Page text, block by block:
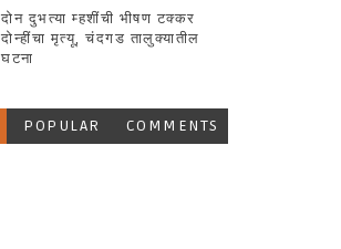
दोन दुभत्या म्हशींची भीषण टक्कर
दोन्हींचा मृत्यू, चंदगड तालुक्यातील
घटना
POPULAR COMMENTS